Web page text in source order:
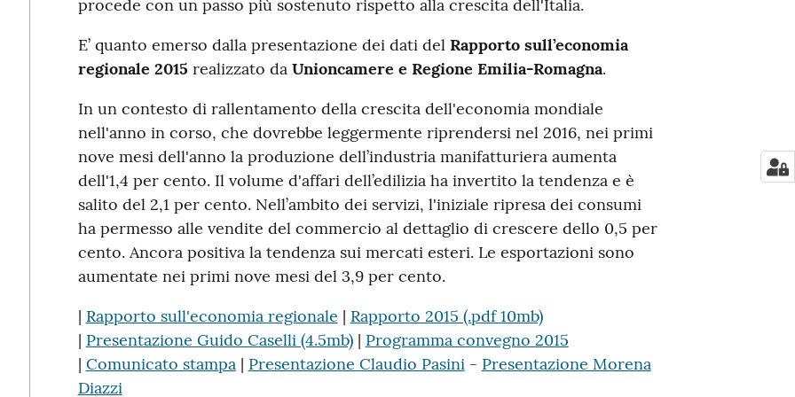
procede con un passo più sostenuto rispetto alla crescita dell'Italia.
E’ quanto emerso dalla presentazione dei dati del Rapporto sull’economia
regionale 2015 realizzato da Unioncamere e Regione Emilia-Romagna.
In un contesto di rallentamento della crescita dell'economia mondiale
nell'anno in corso, che dovrebbe leggermente riprendersi nel 2016, nei primi
nove mesi dell'anno la produzione dell’industria manifatturiera aumenta
dell'1,4 per cento. Il volume d'affari dell’edilizia ha invertito la tendenza e è
salito del 2,1 per cento. Nell’ambito dei servizi, l'iniziale ripresa dei consumi
ha permesso alle vendite del commercio al dettaglio di crescere dello 0,5 per
cento. Ancora positiva la tendenza sui mercati esteri. Le esportazioni sono
aumentate nei primi nove mesi del 3,9 per cento.
| Rapporto sull'economia regionale | Rapporto 2015 (.pdf 10mb)
| Presentazione Guido Caselli (4.5mb)| Programma convegno 2015
| Comunicato stampa| Presentazione Claudio Pasini- Presentazione Morena
Diazzi